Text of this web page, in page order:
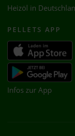
Heizöl in
PELLETS APP
Infos zur App